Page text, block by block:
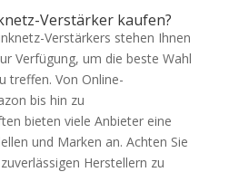
Verstärker kaufen?
Verstärkers stehen Ihnen
Verfügung, um die beste Wahl
treffen. Von Online-
bis hin zu
bieten viele Anbieter eine
und Marken an. Achten Sie
Herstellern zu